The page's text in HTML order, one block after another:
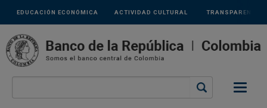
Pasar al contenido principal
Links
secundarios
ACTIVIDAD CULTURAL
EDUCACIÓN ECONÓMICA TRANSPARENCIA